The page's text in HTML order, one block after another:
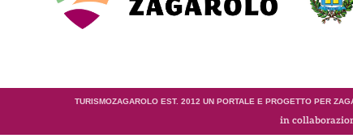
TURISMOZAGAROLO EST. 2012 UN PORTALE E PROGETTO PER
in